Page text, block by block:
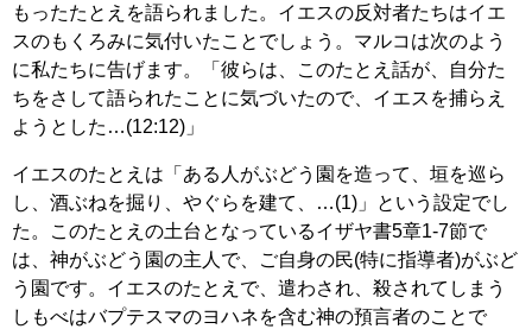
もったたとえを語られました。イエスの反対者たちはイエ
スのもくろみに気付いたことでしょう。マルコは次のよう
に私たちに告げます。「彼らは、このたとえ話が、自分た
ちをさして語られたことに気づいたので、イエスを捕らえ
ようとした…(12:12)」
イエスのたとえは「ある人がぶどう園を造って、垣を巡ら
し、酒ぶねを掘り、やぐらを建て、…(1)」という設定でし
た。このたとえの土台となっているイザヤ書5章1-7節で
は、神がぶどう園の主人で、ご自身の民(特に指導者)がぶど
う園です。イエスのたとえで、遣わされ、殺されてしまう
しもべはバプテスマのヨハネを含む神の預言者のことで